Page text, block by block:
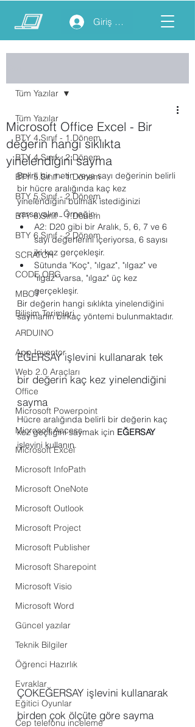
Giriş yap
Tüm Yazılar
BTY 4.Sınıf - 1.Dönem
BTY 4.Sınıf - 2.Dönem
BTY 5.Sınıf - 1.Dönem
BTY 5.Sınıf - 2.Dönem
BTY 6.Sınıf - 1.Dönem
BTY 6.Sınıf - 2.Dönem
SCRATCH
CODE.ORG
MBOT
Bilişim Terimleri
ARDUINO
App Inventor
Web 2.0 Araçları
Office
Microsoft Powerpoint
Microsoft Access
Microsoft Excel
Microsoft InfoPath
Microsoft OneNote
Microsoft Outlook
Microsoft Project
Microsoft Publisher
Microsoft Sharepoint
Microsoft Visio
Microsoft Word
Güncel yazılar
Teknik Bilgiler
Öğrenci Hazırlık
Evraklar
Eğitici Oyunlar
Cep telefonu inceleme
Tüm Yazılar
Microsoft Office Excel - Bir
değerin hangi sıklıkta
yinelendiğini sayma
Belirli bir metin veya sayı değerinin belirli
bir hücre aralığında kaç kez
yinelendiğini bulmak istediğinizi
varsayalım. Örneğin:
A2: D20 gibi bir Aralık, 5, 6, 7 ve 6
sayı değerlerini içeriyorsa, 6 sayısı
iki kez gerçekleşir.
Sütunda "Koç", "ılgaz", "ılgaz" ve
"ılgaz" varsa, "ılgaz" üç kez
gerçekleşir.
Bir değerin hangi sıklıkta yinelendiğini
saymanın birkaç yöntemi bulunmaktadır.
EĞERSAY işlevini kullanarak tek
bir değerin kaç kez yinelendiğini
sayma
Hücre aralığında belirli bir değerin kaç
kez geçtiğini saymak için EĞERSAY
işlevini kullanın.
ÇOKEĞERSAY işlevini kullanarak
birden çok ölçüte göre sayma